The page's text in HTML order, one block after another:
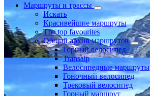
Маршруты и трассы
Искать
Красивейшие маршруты
The top favourites
Общий архив маршрутов
Горный велосипед
Transalp
Велосипедные маршруты
Гоночный велосипед
Трековый велосипед
Горный маршрут